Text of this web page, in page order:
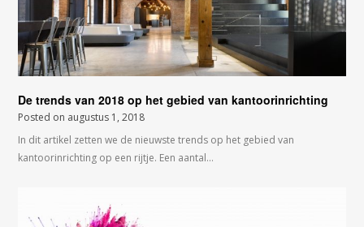
De trends van 2018 op het gebied van kantoorinrichting
Posted on augustus 1, 2018
In dit artikel zetten we de nieuwste trends op het gebied van
kantoorinrichting op een rijtje. Een aantal…